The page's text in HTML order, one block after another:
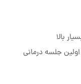
بالا
اولین جلسه درمانی